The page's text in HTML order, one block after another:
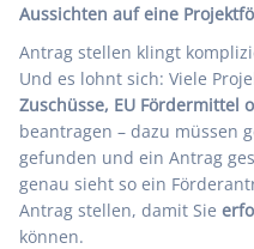
Aussichten auf eine
Antrag stellen klingt
Und es lohnt sich: Viele
Zuschüsse, EU Fördermittel
beantragen – dazu müssen
gefunden und ein Antrag
genau sieht so ein
Antrag stellen, damit Sie
können.